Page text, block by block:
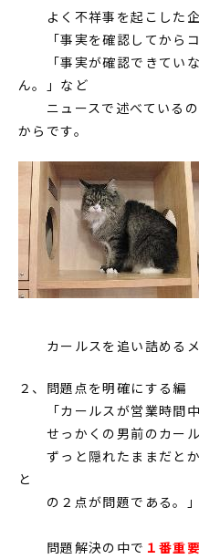
よく不祥事を起こした企
「事実を確認してからコ
「事実が確認できていな
ん。」など
ニュースで述べているの
からです。
カールスを追い詰めるメ
２、問題点を明確にする編
「カールスが営業時間中
せっかくの男前のカール
ずっと隠れたままだとか
と
の２点が問題である。」
問題解決の中で １番重